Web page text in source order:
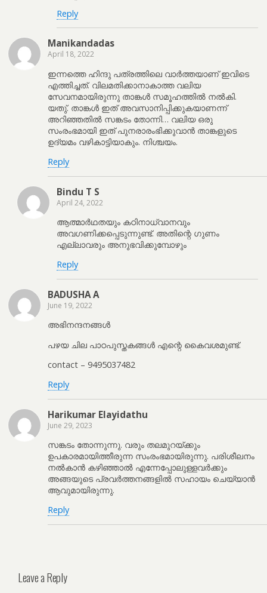
Reply
Manikandadas
April 18, 2022
ഇന്നത്തെ ഹിന്ദു പത്രത്തിലെ വാർത്തയാണ് ഇവിടെ
എത്തിച്ചത്. വിലമതിക്കാനാകാത്ത വലിയ
സേവനമായിരുന്നു താങ്കൾ സമൂഹത്തിൽ നൽകി.
യതു്. താങ്കൾ ഇത് അവസാനിപ്പിക്കുകയാണന്ന്
അറിഞ്ഞതിൽ സങ്കടം തോന്നി… വലിയ ഒരു
സംരംഭമായി ഇത് പുനരാരംഭിക്കുവാൻ താങ്കളുടെ
ഉദ്യമം വഴികാട്ടിയാകും. നിശ്ചയം.
Reply
Bindu T S
April 24, 2022
ആത്മാർഥതയും കഠിനാധ്വാനവും
അവഗണിക്കപ്പെടുന്നുണ്ട്. അതിന്റെ ഗുണം
എല്ലാവരും അനുഭവിക്കുമ്പോഴും
Reply
BADUSHA A
June 19, 2022
അഭിനന്ദനങ്ങൾ
പഴയ ചില പാഠപുസ്തകങ്ങൾ എന്റെ കൈവശമുണ്ട്.
contact – 9495037482
Reply
Harikumar Elayidathu
June 29, 2023
സങ്കടം തോന്നുന്നു. വരും തലമുറയ്ക്കും
ഉപകാരമായിത്തീരുന്ന സംരംഭമായിരുന്നു. പരിശീലനം
നല്‍കാന്‍ കഴിഞ്ഞാല്‍ എന്നേപ്പോലുള്ളവര്‍ക്കും
അങ്ങയുടെ പ്രവര്‍ത്തനങ്ങളില്‍ സഹായം ചെയ്യാന്‍
ആവുമായിരുന്നു.
Reply
Leave a Reply